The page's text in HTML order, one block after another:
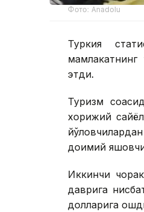
Фото: Anadolu
Туркия
этди.
Туризм
хорижий
доимий
Иккинчи
даврига
долларига